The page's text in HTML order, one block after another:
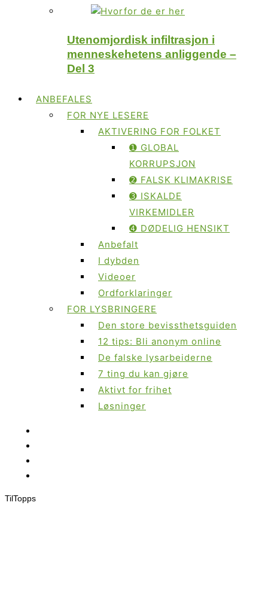
Utenomjordisk infiltrasjon i
menneskehetens anliggende –
Del 3
ANBEFALES
FOR NYE LESERE
AKTIVERING FOR FOLKET
➊ GLOBAL
KORRUPSJON
➋ FALSK KLIMAKRISE
➌ ISKALDE
VIRKEMIDLER
➍ DØDELIG HENSIKT
Anbefalt
I dybden
Videoer
Ordforklaringer
FOR LYSBRINGERE
Den store bevissthetsguiden
12 tips: Bli anonym online
De falske lysarbeiderne
7 ting du kan gjøre
Aktivt for frihet
Løsninger
TilTopps